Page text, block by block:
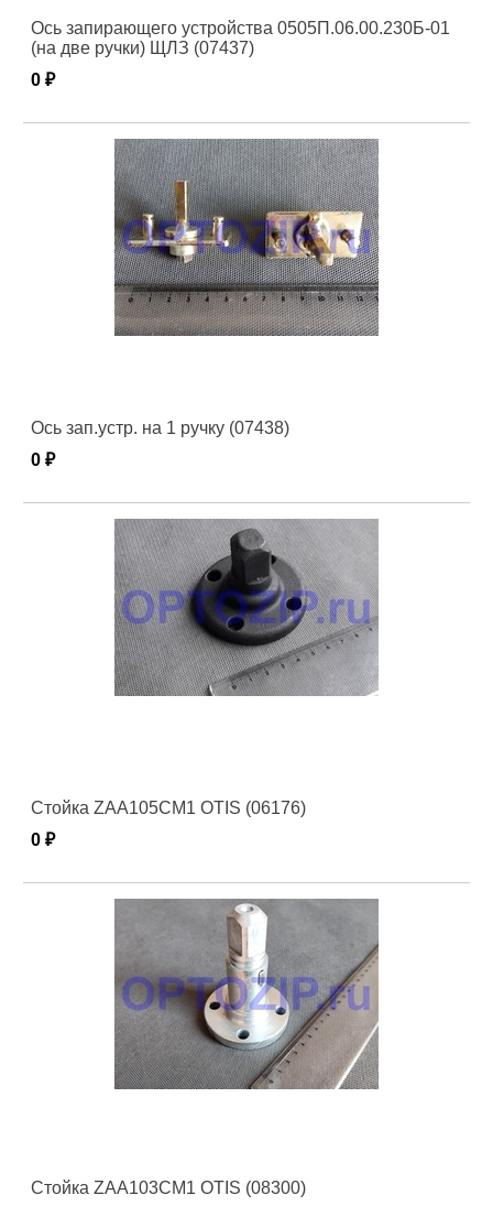
Ось запирающего устройства 0505П.06.00.230Б-01
(на две ручки) ЩЛЗ (07437)
0 ₽
Ось зап.устр. на 1 ручку (07438)
0 ₽
Стойка ZAA105CM1 OTIS (06176)
0 ₽
Стойка ZAA103CM1 OTIS (08300)